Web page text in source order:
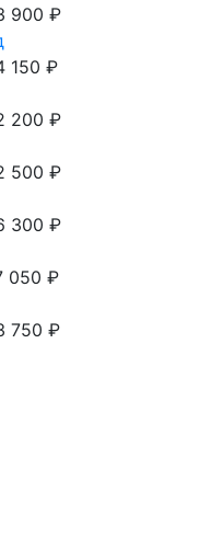
900 ₽
150 ₽
200 ₽
500 ₽
300 ₽
050 ₽
750 ₽